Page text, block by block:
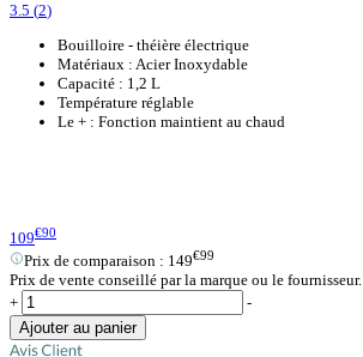
3.5 (2)
Bouilloire - théière électrique
Matériaux : Acier Inoxydable
Capacité : 1,2 L
Température réglable
Le + : Fonction maintient au chaud
109€90
Prix de comparaison : 149€99
Prix de vente conseillé par la marque ou le fournisseur.
+
-
Ajouter au panier